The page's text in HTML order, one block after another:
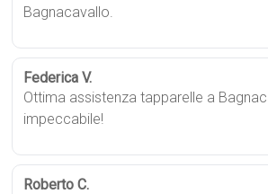
Bagnacavallo.
Federica V.
Ottima assistenza tapparelle a
impeccabile!
Roberto C.